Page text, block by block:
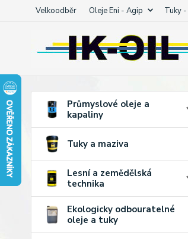
Velkoodběr Oleje Eni - Agip Tuky
Průmyslové oleje a
kapaliny
Tuky a maziva
Lesní a zemědělská
technika
Ekologicky odbouratelné
oleje a tuky